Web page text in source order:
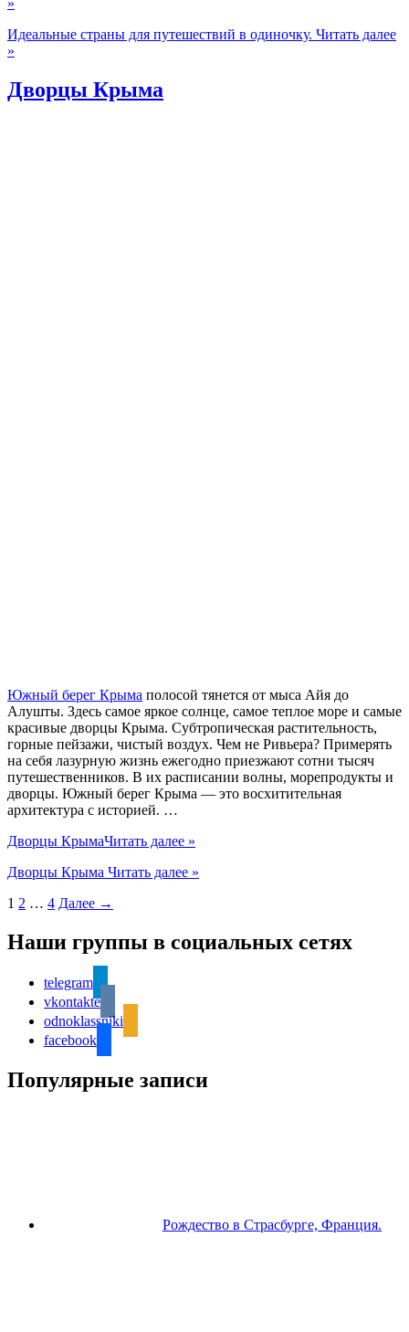
»
Идеальные страны для путешествий в одиночку. Читать далее
»
Дворцы Крыма
Южный берег Крыма полосой тянется от мыса Айя до
Алушты. Здесь самое яркое солнце, самое теплое море и самые
красивые дворцы Крыма. Субтропическая растительность,
горные пейзажи, чистый воздух. Чем не Ривьера? Примерять
на себя лазурную жизнь ежегодно приезжают сотни тысяч
путешественников. В их расписании волны, морепродукты и
дворцы. Южный берег Крыма — это восхитительная
архитектура с историей. …
Дворцы КрымаЧитать далее »
Дворцы Крыма Читать далее »
1 2 … 4 Далее →
Наши группы в социальных сетях
telegram
vkontakte
odnoklassniki
facebook
Популярные записи
Рождество в Страсбурге, Франция.